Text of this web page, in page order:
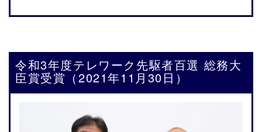
令和3年度テレワーク先駆者百選 総務大
臣賞受賞（2021年11月30日）